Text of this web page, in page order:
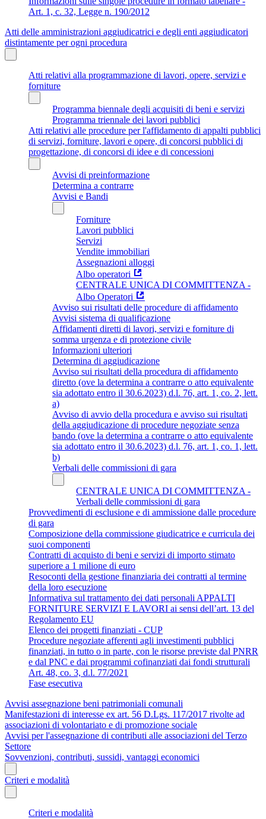
Art. 1, c. 32, Legge n. 190/2012
Atti delle amministrazioni aggiudicatrici e degli enti aggiudicatori
distintamente per ogni procedura
Atti relativi alla programmazione di lavori, opere, servizi e
forniture
Programma biennale degli acquisiti di beni e servizi
Programma triennale dei lavori pubblici
Atti relativi alle procedure per l'affidamento di appalti pubblici
di servizi, forniture, lavori e opere, di concorsi pubblici di
progettazione, di concorsi di idee e di concessioni
Avvisi di preinformazione
Determina a contrarre
Avvisi e Bandi
Forniture
Lavori pubblici
Servizi
Vendite immobiliari
Assegnazioni alloggi
Albo operatori
CENTRALE UNICA DI COMMITTENZA -
Albo Operatori
Avviso sui risultati delle procedure di affidamento
Avvisi sistema di qualificazione
Affidamenti diretti di lavori, servizi e forniture di
somma urgenza e di protezione civile
Informazioni ulteriori
Determina di aggiudicazione
Avviso sui risultati della procedura di affidamento
diretto (ove la determina a contrarre o atto equivalente
sia adottato entro il 30.6.2023) d.l. 76, art. 1, co. 2, lett.
a)
Avviso di avvio della procedura e avviso sui risultati
della aggiudicazione di procedure negoziate senza
bando (ove la determina a contrarre o atto equivalente
sia adottato entro il 30.6.2023) d.l. 76, art. 1, co. 1, lett.
b)
Verbali delle commissioni di gara
CENTRALE UNICA DI COMMITTENZA -
Verbali delle commissioni di gara
Provvedimenti di esclusione e di ammissione dalle procedure
di gara
Composizione della commissione giudicatrice e curricula dei
suoi componenti
Contratti di acquisto di beni e servizi di importo stimato
superiore a 1 milione di euro
Resoconti della gestione finanziaria dei contratti al termine
della loro esecuzione
Informativa sul trattamento dei dati personali APPALTI
FORNITURE SERVIZI E LAVORI ai sensi dell’art. 13 del
Regolamento EU
Elenco dei progetti finanziati - CUP
Procedure negoziate afferenti agli investimenti pubblici
finanziati, in tutto o in parte, con le risorse previste dal PNRR
e dal PNC e dai programmi cofinanziati dai fondi strutturali
Art. 48, co. 3, d.l. 77/2021
Fase esecutiva
Avvisi assegnazione beni patrimoniali comunali
Manifestazioni di interesse ex art. 56 D.Lgs. 117/2017 rivolte ad
associazioni di volontariato e di promozione sociale
Avvisi per l'assegnazione di contributi alle associazioni del Terzo
Settore
Sovvenzioni, contributi, sussidi, vantaggi economici
Criteri e modalità
Criteri e modalità